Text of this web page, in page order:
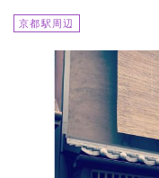
京都駅周辺